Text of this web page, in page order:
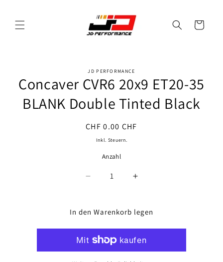
Inhalt
Warenkorb
JD PERFORMANCE
Concaver CVR6 20x9 ET20-35
BLANK Double Tinted Black
Normaler
Preis
CHF 0.00 CHF
Inkl. Steuern.
Anzahl
Anzahl
Verringere
für
CVR6
20x9
ET20-
Erhöhe
für
20x9
ET20-
In den Warenkorb legen